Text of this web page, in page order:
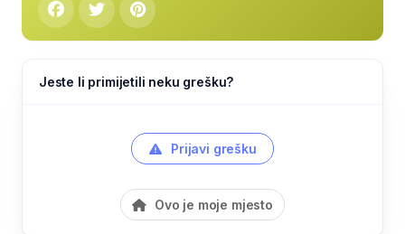
Jeste li primijetili neku grešku?
Prijavi grešku
Ovo je moje mjesto